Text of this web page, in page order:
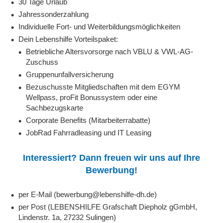
30 Tage Urlaub
Jahressonderzahlung
Individuelle Fort- und Weiterbildungsmöglichkeiten
Dein Lebenshilfe Vorteilspaket:
Betriebliche Altersvorsorge nach VBLU & VWL-AG-
Zuschuss
Gruppenunfallversicherung
Bezuschusste Mitgliedschaften mit dem EGYM
Wellpass, proFit Bonussystem oder eine
Sachbezugskarte
Corporate Benefits (Mitarbeiterrabatte)
JobRad Fahrradleasing und IT Leasing
Interessiert? Dann freuen wir uns auf Ihre
Bewerbung!
per E-Mail (bewerbung@lebenshilfe-dh.de)
per Post (LEBENSHILFE Grafschaft Diepholz gGmbH,
Lindenstr. 1a, 27232 Sulingen)